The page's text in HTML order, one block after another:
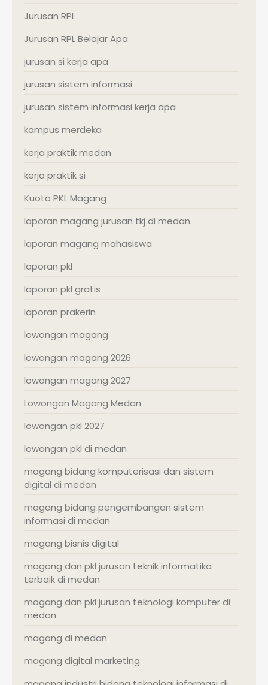
Jurusan RPL
Jurusan RPL Belajar Apa
jurusan si kerja apa
jurusan sistem informasi
jurusan sistem informasi kerja apa
kampus merdeka
kerja praktik medan
kerja praktik si
Kuota PKL Magang
laporan magang jurusan tkj di medan
laporan magang mahasiswa
laporan pkl
laporan pkl gratis
laporan prakerin
lowongan magang
lowongan magang 2026
lowongan magang 2027
Lowongan Magang Medan
lowongan pkl 2027
lowongan pkl di medan
magang bidang komputerisasi dan sistem
digital di medan
magang bidang pengembangan sistem
informasi di medan
magang bisnis digital
magang dan pkl jurusan teknik informatika
terbaik di medan
magang dan pkl jurusan teknologi komputer di
medan
magang di medan
magang digital marketing